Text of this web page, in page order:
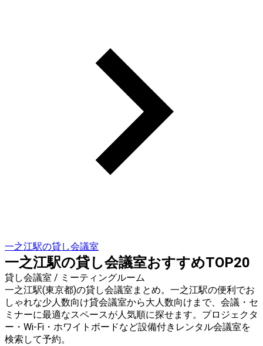
一之江駅の貸し会議室
一之江駅の貸し会議室おすすめTOP20
貸し会議室 / ミーティングルーム
一之江駅(東京都)の貸し会議室まとめ。一之江駅の便利でお
しゃれな少人数向け貸会議室から大人数向けまで、会議・セ
ミナーに最適なスペースが人気順に探せます。プロジェクタ
ー・Wi-Fi・ホワイトボードなど設備付きレンタル会議室を
検索して予約。